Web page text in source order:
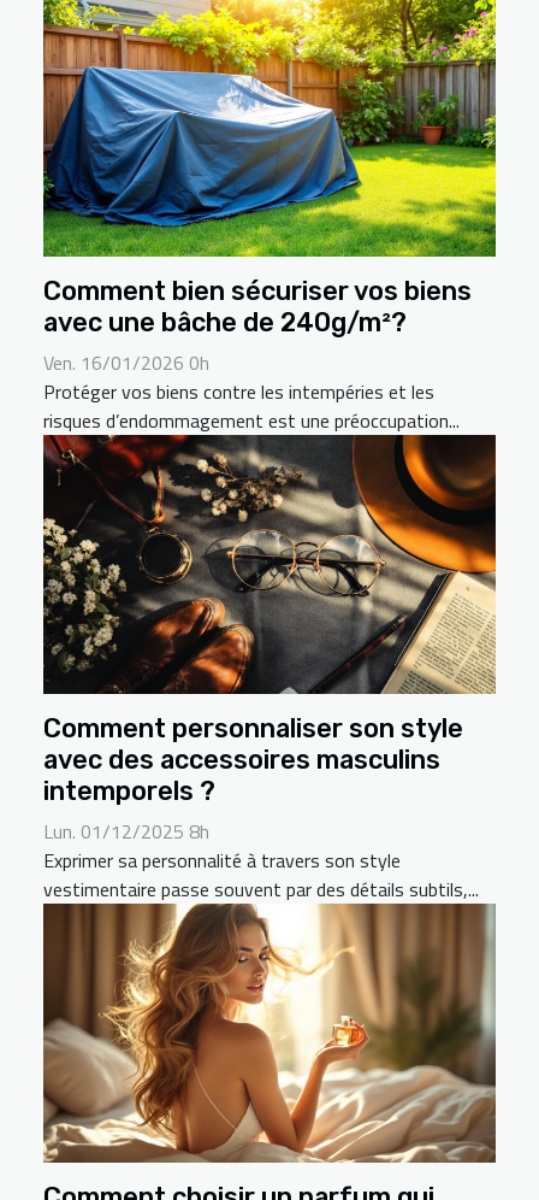
Comment bien sécuriser vos biens
avec une bâche de 240g/m²?
Ven. 16/01/2026 0h
Protéger vos biens contre les intempéries et les
risques d’endommagement est une préoccupation...
Comment personnaliser son style
avec des accessoires masculins
intemporels ?
Lun. 01/12/2025 8h
Exprimer sa personnalité à travers son style
vestimentaire passe souvent par des détails subtils,...